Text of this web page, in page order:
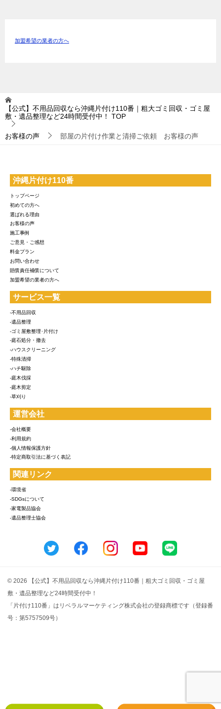
加盟希望の業者の方へ
【公式】不用品回収なら沖縄片付け110番｜粗大ゴミ回収・ゴミ屋
敷・遺品整理など24時間受付中！
TOP
お客様の声 部屋の片付け作業と清掃ご依頼 お客様の声
沖縄片付け110番
トップページ
初めての方へ
選ばれる理由
お客様の声
施工事例
ご意見・ご感想
料金プラン
お問い合わせ
賠償責任補償について
加盟希望の業者の方へ
サービス一覧
-不用品回収
-遺品整理
-ゴミ屋敷整理･片付け
-庭石処分・撤去
-ハウスクリーニング
-特殊清掃
-ハチ駆除
-庭木伐採
-庭木剪定
-草刈り
運営会社
-会社概要
-利用規約
-個人情報保護方針
-特定商取引法に基づく表記
関連リンク
-環境省
-SDGsについて
-家電製品協会
-遺品整理士協会
© 2026 【公式】不用品回収なら沖縄片付け110番｜粗大ゴミ回収・ゴミ屋
敷・遺品整理など24時間受付中！
「片付け110番」はリベラルマーケティング株式会社の登録商標です（登録番
号：第5757509号）